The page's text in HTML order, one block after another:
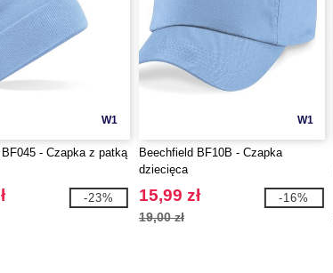
W1
- Czapka z patką
-23%
W1
Beechfield BF10B - Czapka
dziecięca
15,99 zł
19,00 zł
-16%